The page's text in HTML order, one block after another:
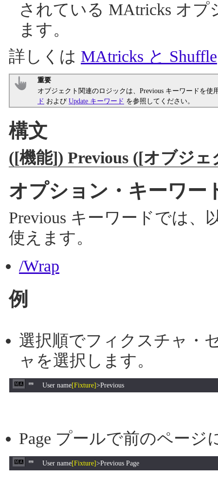
されている MAtricks オ
ます。
詳しくは MAtricks と Shuffle
重要
オブジェクト関連のロジックは、Previous キーワードを使
ド および Update キーワード を参照してください。
構文
([機能]) Previous ([オブジェ
オプション・キーワー
Previous キーワードでは
使えます。
/Wrap
例
選択順でフィクスチャ・
ャを選択します。
User name[Fixture]>Previous
Page プールで前のページ
User name[Fixture]>Previous Page